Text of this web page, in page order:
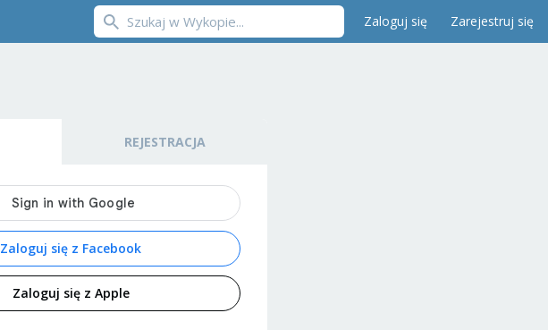
Zaloguj się Zarejestruj się
REJESTRACJA
Zaloguj się z Facebook
Zaloguj się z Apple